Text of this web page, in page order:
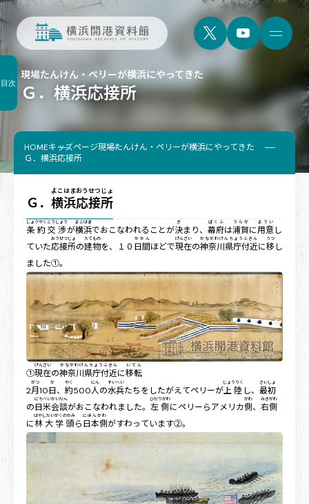
Ｇ．横浜応接所
現場たんけん・ペリーが横浜にやってきた
HOMEキッズページ現場たんけん・ペリーが横浜にやってきた
Ｇ．横浜応接所
Ｇ． 横浜応接所
よこはまおうせつじょ
条約交渉
じょうやくこうしょう
が横浜
よこはま
でおこなわれることが決
き
まり、 幕府
ばくふ
は浦賀
うらが
に用意
ようい
し
ていた応接所
おうせつじょ
の建物
たてもの
を、１０ 日間
かかん
ほどで現在
げんざい
の神奈川県庁付近
かながわけんちょうふきん
に移
うつ
し
ました①。
①現在
げんざい
の神奈川県庁付近
かながわけんちょうふきん
に移転
いてん
2月
がつ
10日
か
、 約
やく
500人
にん
の水兵
すいへい
たちをしたがえてペリーが上陸
じょうりく
し、 最初
さいしょ
の日米会談
にちべいかいだん
がおこなわれました。 左側
ひだりがわ
にペリーらアメリカ側
がわ
、 右側
みぎがわ
に林大学頭
はやしだいがくのかみ
ら日本側
にほんがわ
がすわっています②。
目次